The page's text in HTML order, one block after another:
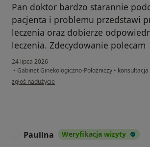
Pan doktor bardzo starannie
pacjenta i problemu przedstawi
leczenia oraz dobierze
leczenia. Zdecydowanie polecam
24 lipca 2026
• Gabinet Ginekologiczno-Położniczy •
w opinii użytkownika Wn
zgłoś nadużycie
Paulina Weryfikacja wizyty